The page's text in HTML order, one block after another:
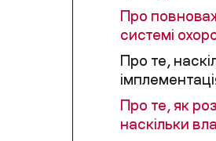
Про
системі
Про те,
Про те, як
наскільки